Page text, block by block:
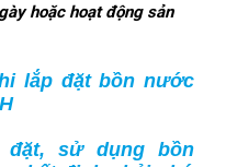
hoặc hoạt động sản
lắp đặt bồn nước
sử dụng bồn